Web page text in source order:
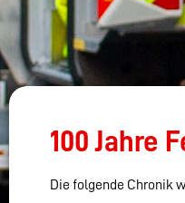
100 Jahre
Die folgende Chronik